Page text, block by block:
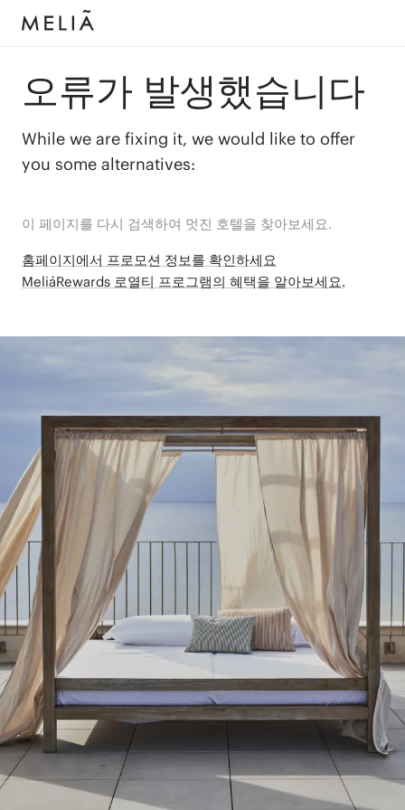
오류가 발생했습니다
While we are fixing it, we would like to offer
you some alternatives:
이 페이지를 다시 검색하여 멋진 호텔을 찾아보세요.
홈페이지에서 프로모션 정보를 확인하세요
MeliáRewards 로열티 프로그램의 혜택을 알아보세요.